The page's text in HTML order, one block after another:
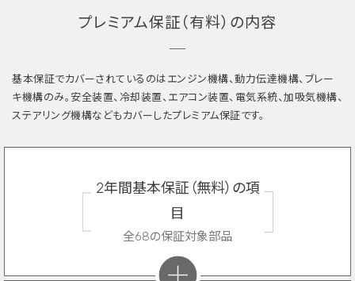
プレミアム保証（有料）の内容
基本保証でカバーされているのはエンジン機構、動力伝達機構、ブレー
キ機構のみ。安全装置、冷却装置、エアコン装置、電気系統、加吸気機構、
ステアリング機構などもカバーしたプレミアム保証です。
2年間基本保証（無料）の項
目
全68の保証対象部品